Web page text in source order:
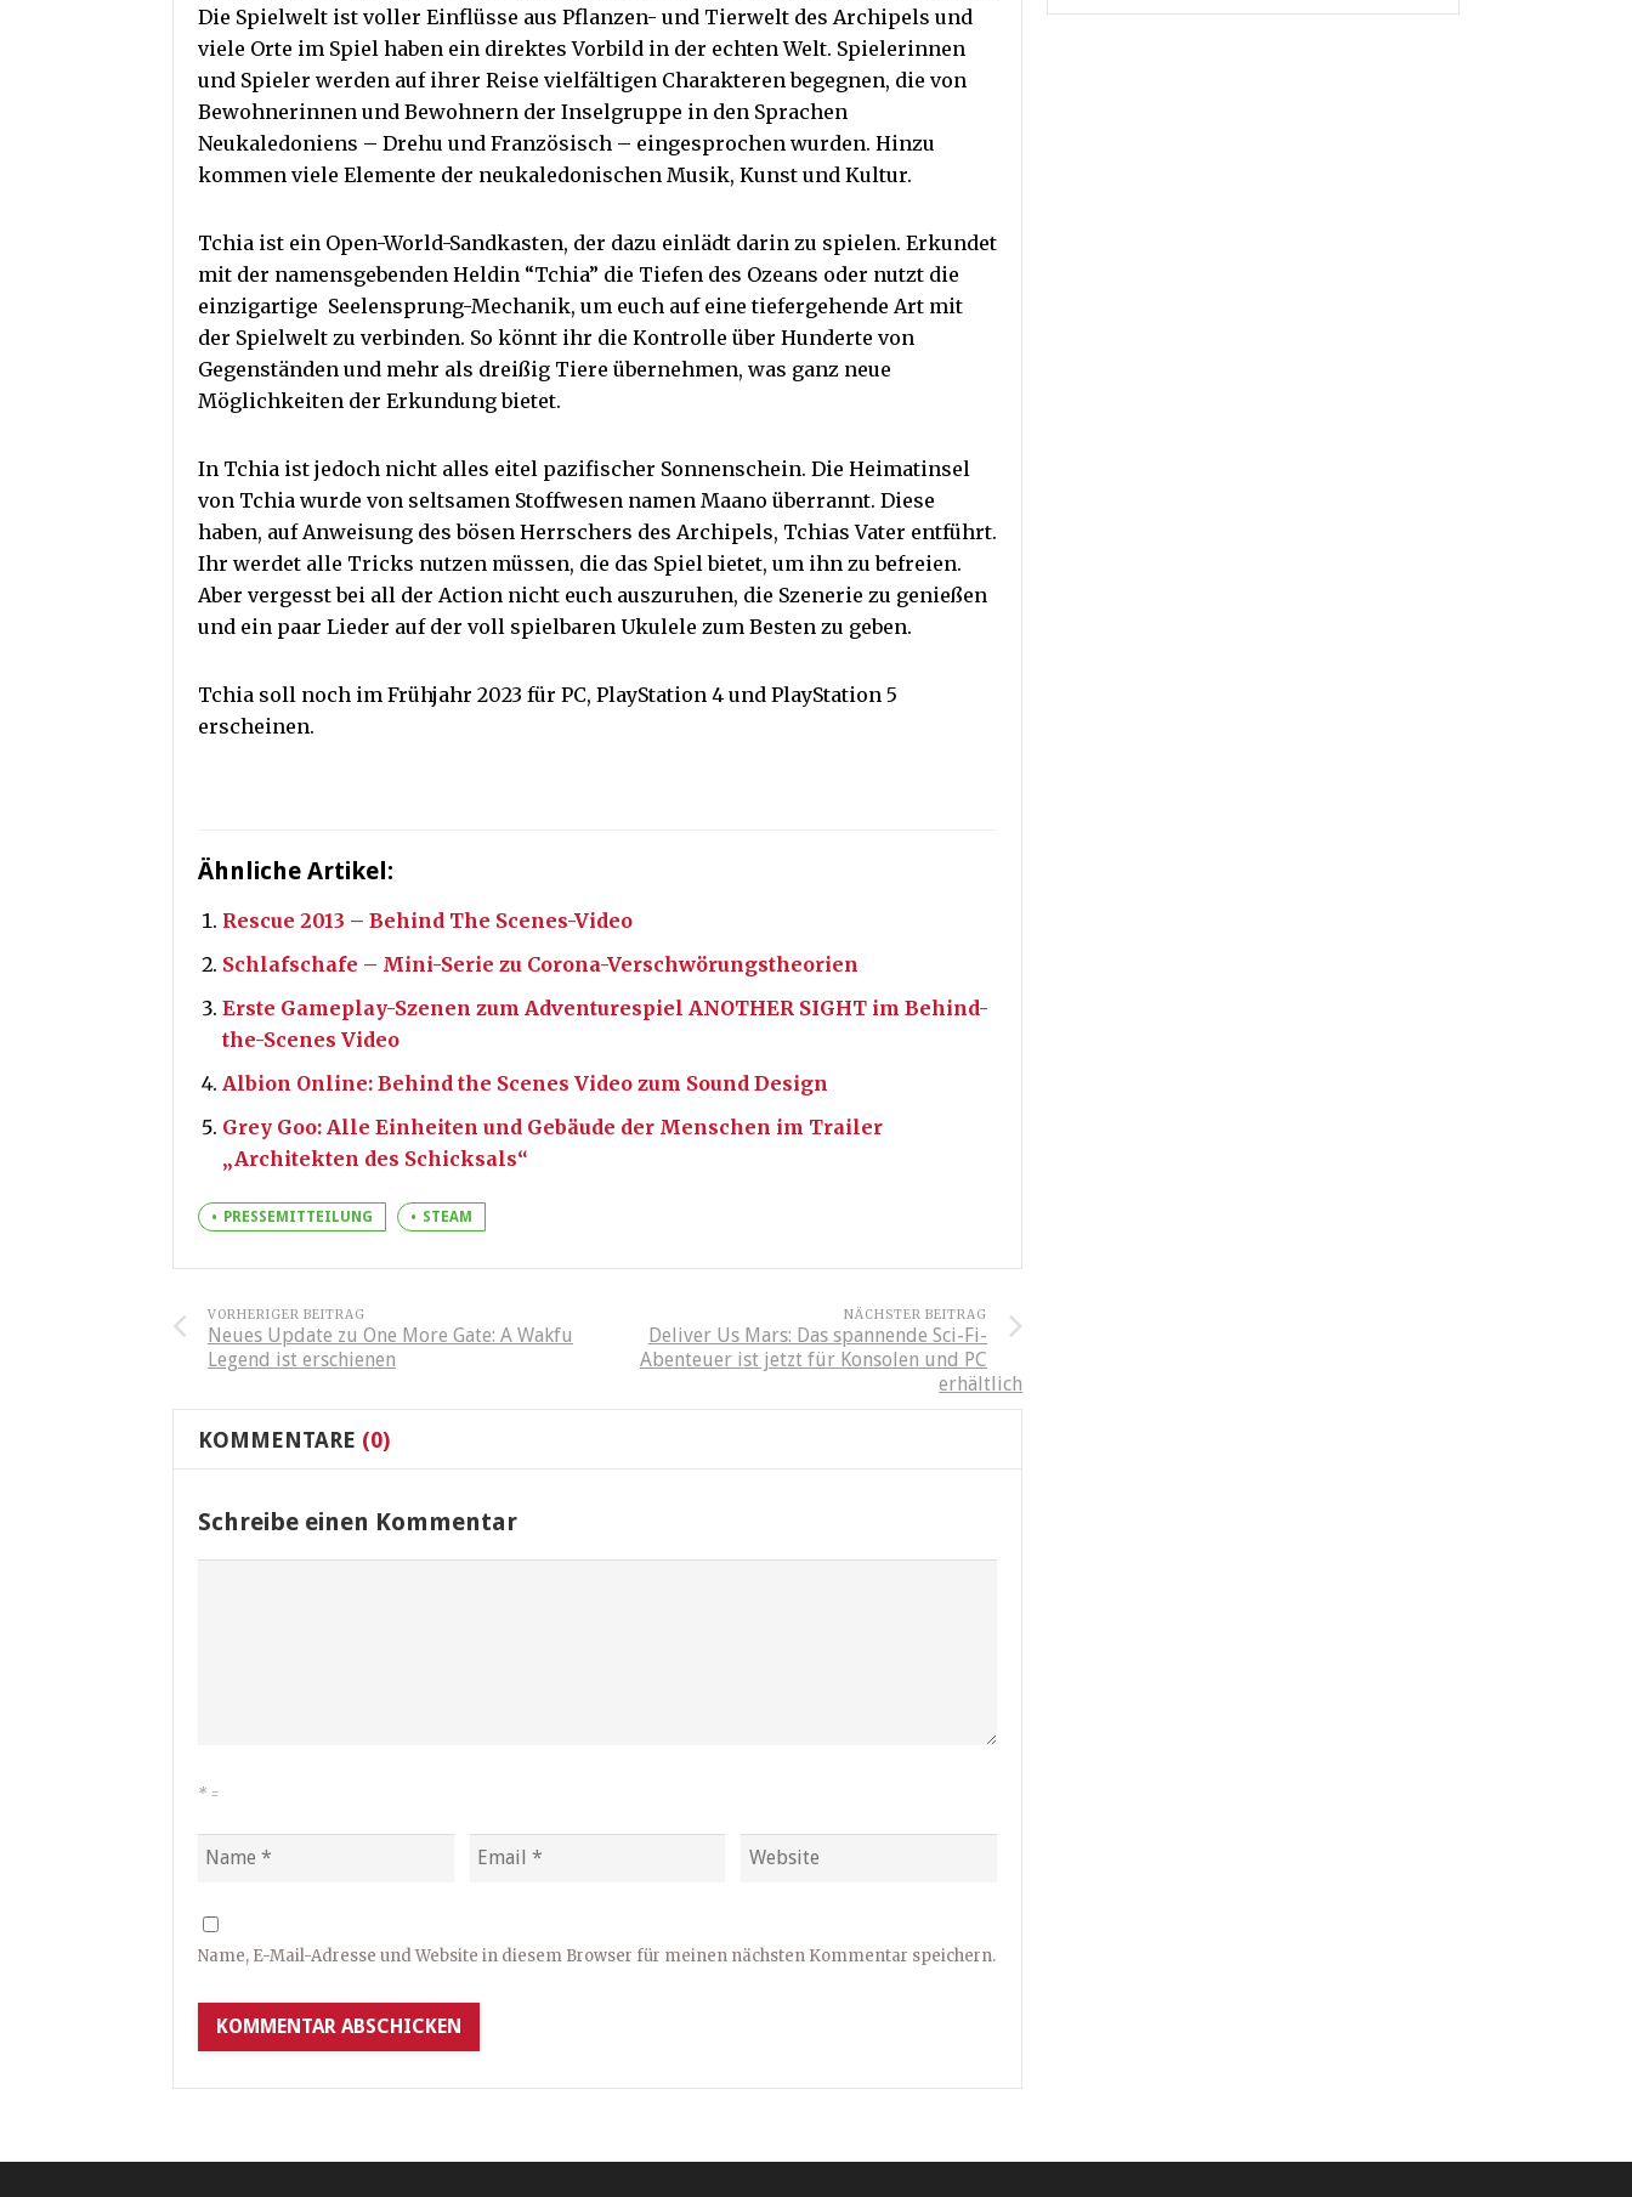
Die Spielwelt ist voller Einflüsse aus Pflanzen- und Tierwelt des Archipels und
viele Orte im Spiel haben ein direktes Vorbild in der echten Welt. Spielerinnen
und Spieler werden auf ihrer Reise vielfältigen Charakteren begegnen, die von
Bewohnerinnen und Bewohnern der Inselgruppe in den Sprachen
Neukaledoniens – Drehu und Französisch – eingesprochen wurden. Hinzu
kommen viele Elemente der neukaledonischen Musik, Kunst und Kultur.
Tchia ist ein Open-World-Sandkasten, der dazu einlädt darin zu spielen. Erkundet
mit der namensgebenden Heldin “Tchia” die Tiefen des Ozeans oder nutzt die
einzigartige Seelensprung-Mechanik, um euch auf eine tiefergehende Art mit
der Spielwelt zu verbinden. So könnt ihr die Kontrolle über Hunderte von
Gegenständen und mehr als dreißig Tiere übernehmen, was ganz neue
Möglichkeiten der Erkundung bietet.
In Tchia ist jedoch nicht alles eitel pazifischer Sonnenschein. Die Heimatinsel
von Tchia wurde von seltsamen Stoffwesen namen Maano überrannt. Diese
haben, auf Anweisung des bösen Herrschers des Archipels, Tchias Vater entführt.
Ihr werdet alle Tricks nutzen müssen, die das Spiel bietet, um ihn zu befreien.
Aber vergesst bei all der Action nicht euch auszuruhen, die Szenerie zu genießen
und ein paar Lieder auf der voll spielbaren Ukulele zum Besten zu geben.
Tchia soll noch im Frühjahr 2023 für PC, PlayStation 4 und PlayStation 5
erscheinen.
Ähnliche Artikel:
Rescue 2013 – Behind The Scenes-Video
Schlafschafe – Mini-Serie zu Corona-Verschwörungstheorien
Erste Gameplay-Szenen zum Adventurespiel ANOTHER SIGHT im Behind-
the-Scenes Video
Albion Online: Behind the Scenes Video zum Sound Design
Grey Goo: Alle Einheiten und Gebäude der Menschen im Trailer
„Architekten des Schicksals“
PRESSEMITTEILUNG STEAM
VORHERIGER BEITRAG
Neues Update zu One More Gate: A Wakfu
Legend ist erschienen
NÄCHSTER BEITRAG
Deliver Us Mars: Das spannende Sci-Fi-
Abenteuer ist jetzt für Konsolen und PC
erhältlich
KOMMENTARE (0)
Schreibe einen Kommentar
* =
Name, E-Mail-Adresse und Website in diesem Browser für meinen nächsten Kommentar speichern.